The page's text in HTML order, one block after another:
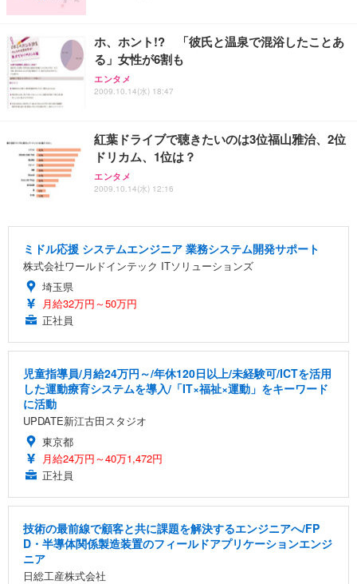
ホ、ホント!? 「彼氏と温泉で混浴したことあ
る」女性が6割も
エンタメ
2009.10.14(水) 18:47
紅葉ドライブで聴きたいのは3位福山雅治、2位
ドリカム、1位は？
エンタメ
2009.10.14(水) 12:16
ミドル応援 システムエンジニア 業務システム開発サポート
株式会社ワールドインテック ITソリューションズ
埼玉県
月給32万円～50万円
正社員
児童指導員/月給24万円～/年休120日以上/未経験可/ICTを活用
した運動療育システムを導入/「IT×福祉×運動」をキーワード
に活動
UPDATE新江古田スタジオ
東京都
月給24万円～40万1,472円
正社員
技術の最前線で顧客と共に課題を解決するエンジニアへ/FP
D・半導体関係製造装置のフィールドアプリケーションエンジ
ニア
日総工産株式会社